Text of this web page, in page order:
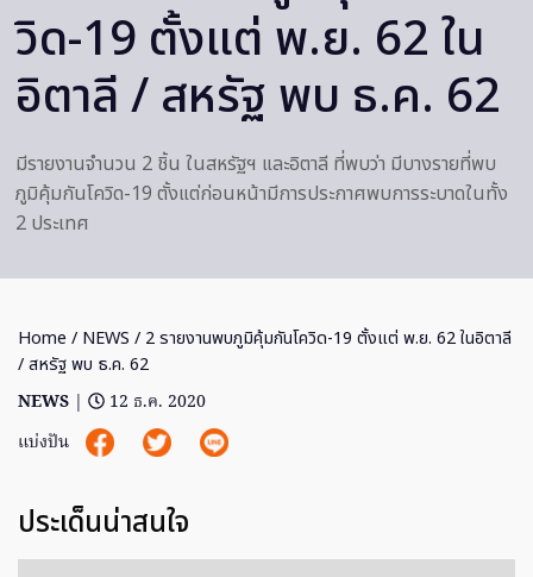
วิด-19 ตั้งแต่ พ.ย. 62 ใน
อิตาลี / สหรัฐ พบ ธ.ค. 62
มีรายงานจำนวน 2 ชิ้น ในสหรัฐฯ และอิตาลี ที่พบว่า มีบางรายที่พบ
ภูมิคุ้มกันโควิด-19 ตั้งแต่ก่อนหน้ามีการประกาศพบการระบาดในทั้ง
2 ประเทศ
Home / NEWS / 2 รายงานพบภูมิคุ้มกันโควิด-19 ตั้งแต่ พ.ย. 62 ในอิตาลี
/ สหรัฐ พบ ธ.ค. 62
NEWS |
12 ธ.ค. 2020
แบ่งปัน
ประเด็นน่าสนใจ